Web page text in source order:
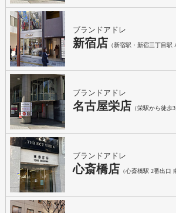
ブランドアドレ
新宿店 （新宿駅・新宿三丁目駅
ブランドアドレ
名古屋栄店 （栄駅から徒歩3
ブランドアドレ
心斎橋店 （心斎橋駅 2番出口